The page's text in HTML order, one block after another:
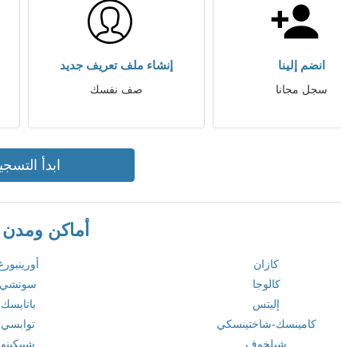
انضم إلينا
سجل مجانا
إنشاء ملف تعريف جديد
صف نفسك
ابدأ
أماكن
كازان
كالوجا
سوتشي
إليتس
باتايسك
كامينسك-شاختينسكي
توابسي
شيلخوف
شيبكينو